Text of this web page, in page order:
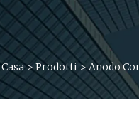
Casa>Prodotti >Anodo